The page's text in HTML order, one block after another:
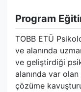
Program
TOBB ETÜ
ve alanında
ve geliştirdiği
alanında var
çözüme